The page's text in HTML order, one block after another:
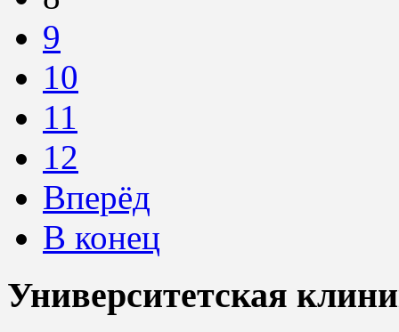
9
10
11
12
Вперёд
В конец
Университетская